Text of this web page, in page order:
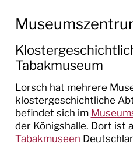
MUSEEN
Museumszentrum
Feuerwehrmuseum
Dokumentation
Tabakmuseum
Lorsch hat mehrere
klostergeschichtliche
befindet sich im
der Königshalle. Dort ist
Tabakmuseen